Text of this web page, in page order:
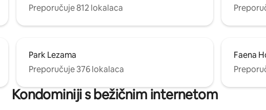
Preporučuje 812 lokalaca
Park Lezama
Preporučuje 376 lokalaca
Faena
Kondominiji s bežičnim internetom